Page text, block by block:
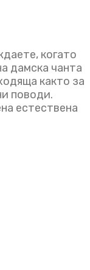
когато
дамска чанта
както за
поводи.
естествена